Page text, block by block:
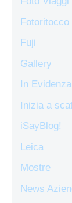
Fotoritocco
Fuji
Gallery
In Evidenza
Inizia a
iSayBlog!
Leica
Mostre
News